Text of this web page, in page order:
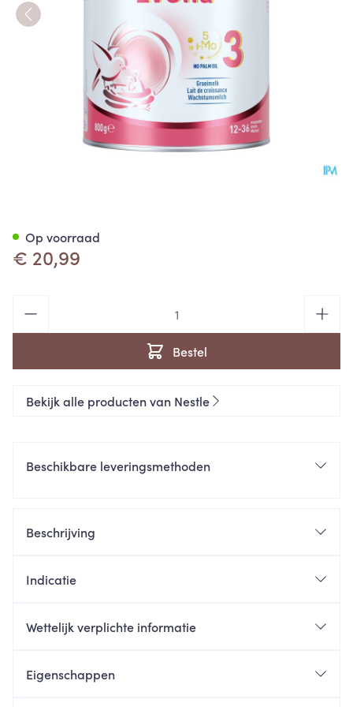
€ 20,99
Bestel
Op voorraad
Bekijk alle producten van Nestle
Beschikbare leveringsmethoden
Beschrijving
Indicatie
Wettelijk verplichte informatie
Eigenschappen